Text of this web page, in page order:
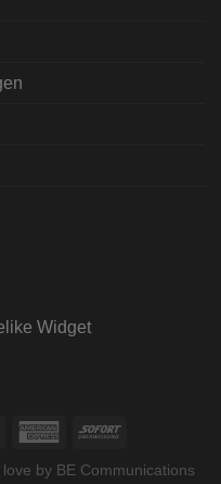
by BE Communications